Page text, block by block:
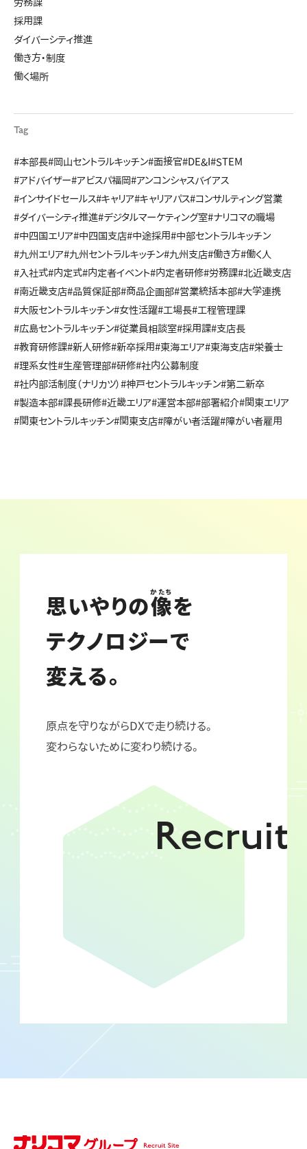
労務課
採用課
ダイバーシティ推進
働き方・制度
働く場所
Tag
#本部長#岡山セントラルキッチン#面接官#DE&I #STEM
#アドバイザー#アビスパ福岡#アンコンシャスバイアス
#インサイドセールス#キャリア#キャリアパス#コンサルティング営業
#ダイバーシティ推進#デジタルマーケティング室#ナリコマの職場
#中四国エリア#中四国支店#中途採用#中部セントラルキッチン
#九州エリア#九州セントラルキッチン#九州支店#働き方#働く人
#入社式#内定式#内定者イベント#内定者研修#労務課#北近畿支店
#南近畿支店#品質保証部#商品企画部#営業統括本部#大学連携
#大阪セントラルキッチン#女性活躍#工場長#工程管理課
#広島セントラルキッチン#従業員相談室#採用課#支店長
#教育研修課#新人研修#新卒採用#東海エリア#東海支店#栄養士
#理系女性#生産管理部#研修#社内公募制度
#社内部活制度（ナリカツ） #神戸セントラルキッチン#第二新卒
#製造本部#課長研修#近畿エリア#運営本部#部署紹介#関東エリア
#関東セントラルキッチン#関東支店#障がい者活躍#障がい者雇用
思いやりの像
かたち
を
テクノロジーで
変える。
原点を守りながらDXで走り続ける。
変わらないために変わり続ける。
Recruit